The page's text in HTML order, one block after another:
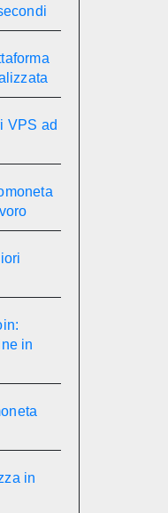
VPS ad
in
in